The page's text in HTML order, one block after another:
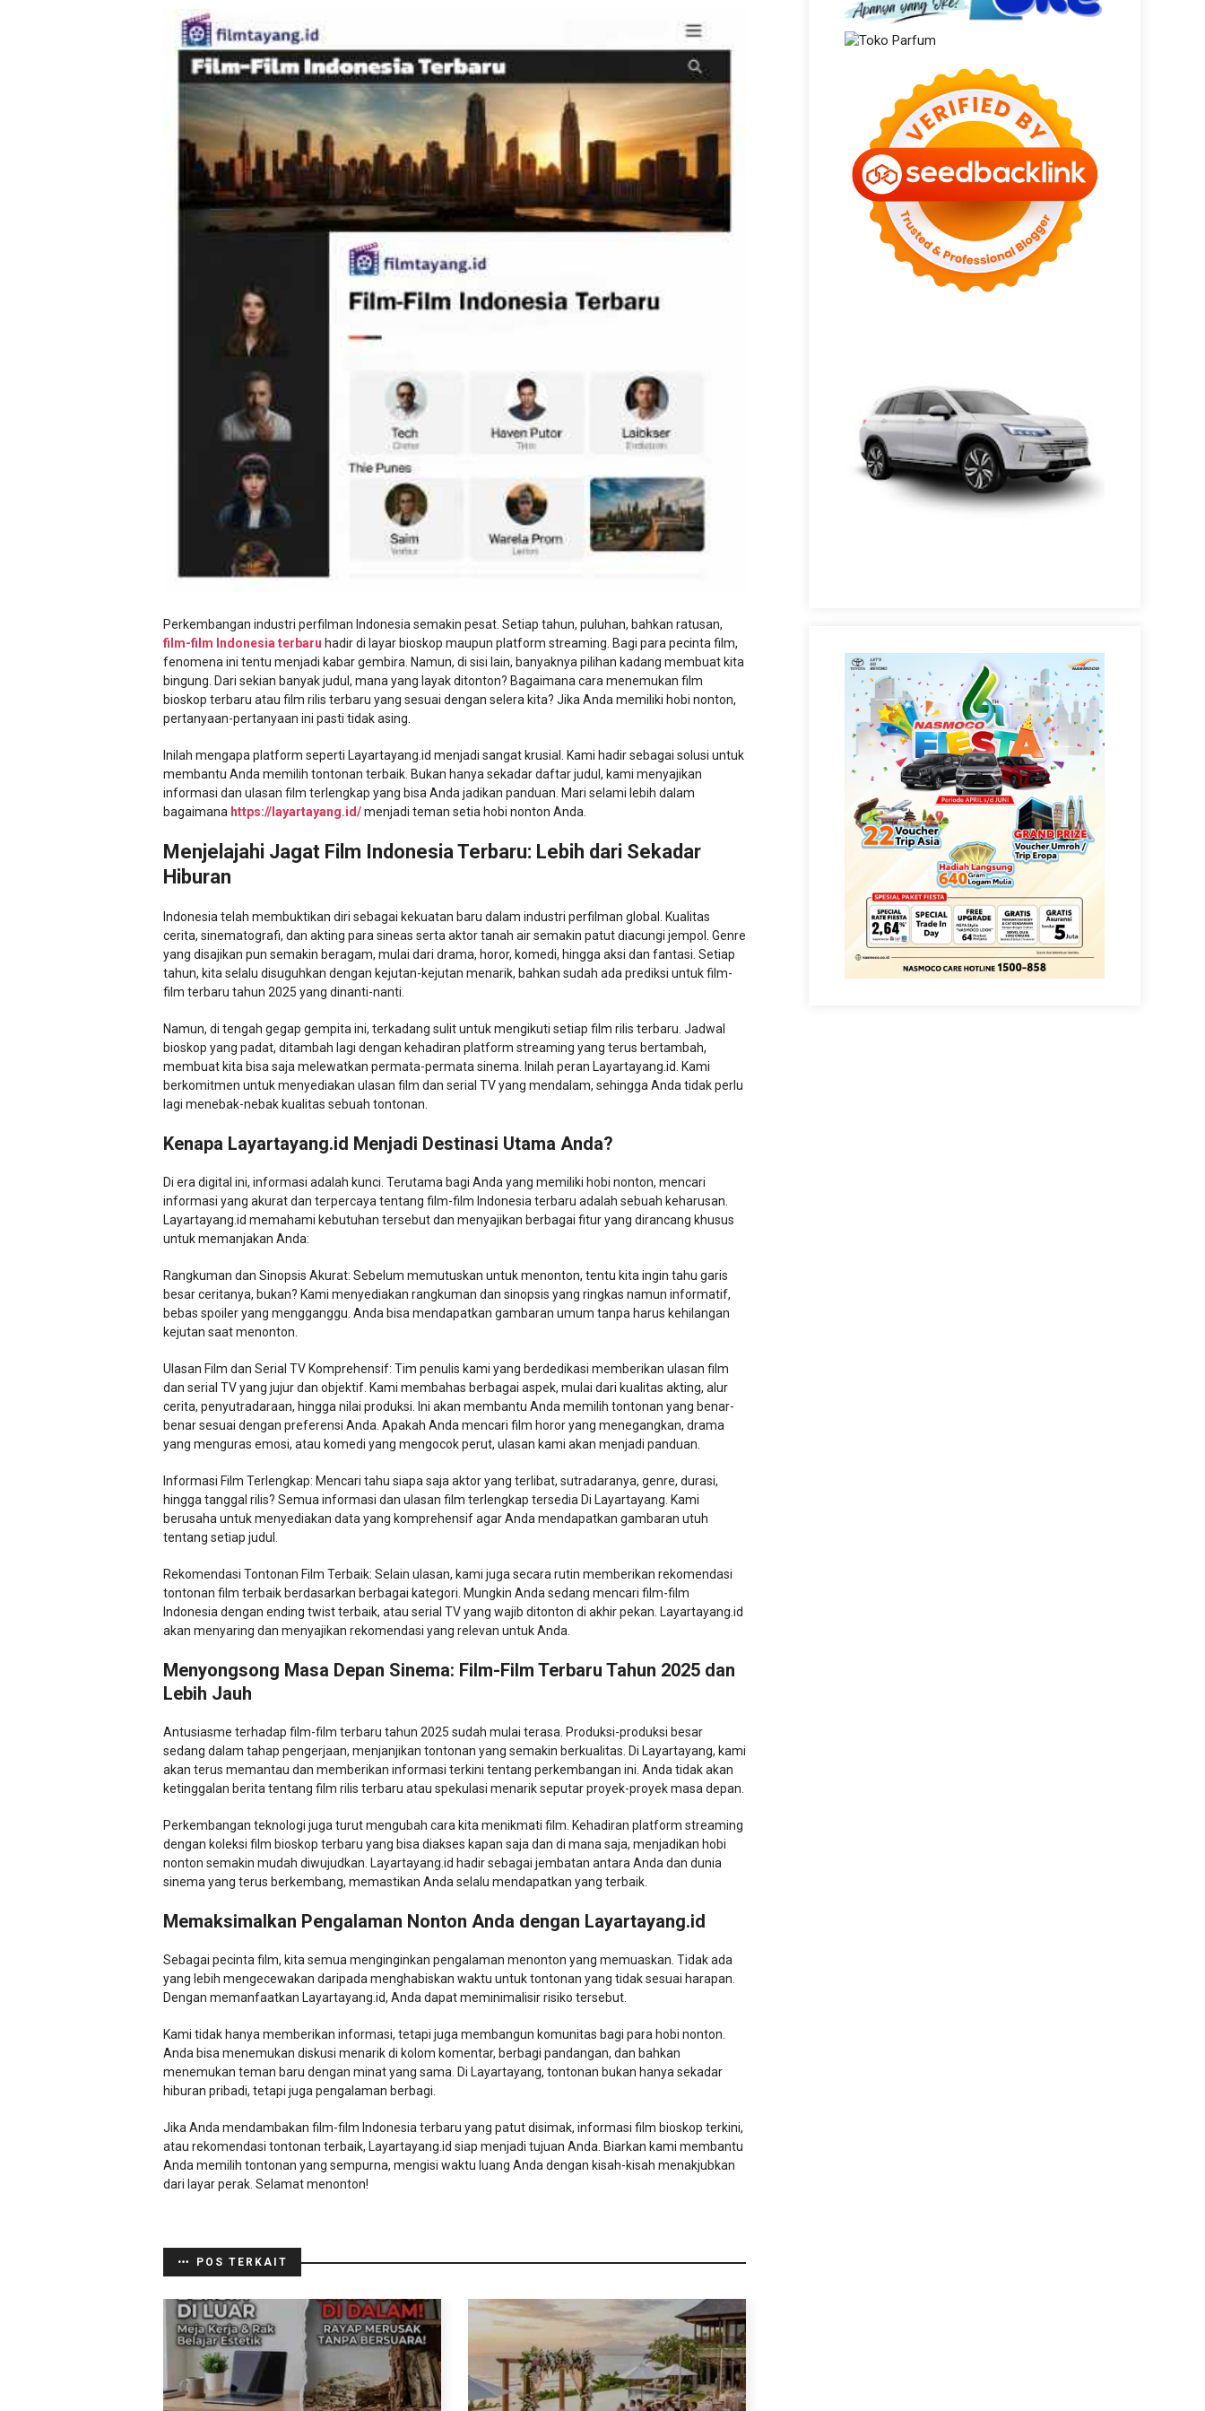
Perkembangan industri perfilman Indonesia semakin pesat. Setiap tahun, puluhan, bahkan ratusan,
film-film Indonesia terbaru hadir di layar bioskop maupun platform streaming. Bagi para pecinta film,
fenomena ini tentu menjadi kabar gembira. Namun, di sisi lain, banyaknya pilihan kadang membuat kita
bingung. Dari sekian banyak judul, mana yang layak ditonton? Bagaimana cara menemukan film
bioskop terbaru atau film rilis terbaru yang sesuai dengan selera kita? Jika Anda memiliki hobi nonton,
pertanyaan-pertanyaan ini pasti tidak asing.
Inilah mengapa platform seperti Layartayang.id menjadi sangat krusial. Kami hadir sebagai solusi untuk
membantu Anda memilih tontonan terbaik. Bukan hanya sekadar daftar judul, kami menyajikan
informasi dan ulasan film terlengkap yang bisa Anda jadikan panduan. Mari selami lebih dalam
bagaimana https://layartayang.id/menjadi teman setia hobi nonton Anda.
Menjelajahi Jagat Film Indonesia Terbaru: Lebih dari Sekadar
Hiburan
Indonesia telah membuktikan diri sebagai kekuatan baru dalam industri perfilman global. Kualitas
cerita, sinematografi, dan akting para sineas serta aktor tanah air semakin patut diacungi jempol. Genre
yang disajikan pun semakin beragam, mulai dari drama, horor, komedi, hingga aksi dan fantasi. Setiap
tahun, kita selalu disuguhkan dengan kejutan-kejutan menarik, bahkan sudah ada prediksi untuk film-
film terbaru tahun 2025 yang dinanti-nanti.
Namun, di tengah gegap gempita ini, terkadang sulit untuk mengikuti setiap film rilis terbaru. Jadwal
bioskop yang padat, ditambah lagi dengan kehadiran platform streaming yang terus bertambah,
membuat kita bisa saja melewatkan permata-permata sinema. Inilah peran Layartayang.id. Kami
berkomitmen untuk menyediakan ulasan film dan serial TV yang mendalam, sehingga Anda tidak perlu
lagi menebak-nebak kualitas sebuah tontonan.
Kenapa Layartayang.id Menjadi Destinasi Utama Anda?
Di era digital ini, informasi adalah kunci. Terutama bagi Anda yang memiliki hobi nonton, mencari
informasi yang akurat dan terpercaya tentang film-film Indonesia terbaru adalah sebuah keharusan.
Layartayang.id memahami kebutuhan tersebut dan menyajikan berbagai fitur yang dirancang khusus
untuk memanjakan Anda:
Rangkuman dan Sinopsis Akurat: Sebelum memutuskan untuk menonton, tentu kita ingin tahu garis
besar ceritanya, bukan? Kami menyediakan rangkuman dan sinopsis yang ringkas namun informatif,
bebas spoiler yang mengganggu. Anda bisa mendapatkan gambaran umum tanpa harus kehilangan
kejutan saat menonton.
Ulasan Film dan Serial TV Komprehensif: Tim penulis kami yang berdedikasi memberikan ulasan film
dan serial TV yang jujur dan objektif. Kami membahas berbagai aspek, mulai dari kualitas akting, alur
cerita, penyutradaraan, hingga nilai produksi. Ini akan membantu Anda memilih tontonan yang benar-
benar sesuai dengan preferensi Anda. Apakah Anda mencari film horor yang menegangkan, drama
yang menguras emosi, atau komedi yang mengocok perut, ulasan kami akan menjadi panduan.
Informasi Film Terlengkap: Mencari tahu siapa saja aktor yang terlibat, sutradaranya, genre, durasi,
hingga tanggal rilis? Semua informasi dan ulasan film terlengkap tersedia Di Layartayang. Kami
berusaha untuk menyediakan data yang komprehensif agar Anda mendapatkan gambaran utuh
tentang setiap judul.
Rekomendasi Tontonan Film Terbaik: Selain ulasan, kami juga secara rutin memberikan rekomendasi
tontonan film terbaik berdasarkan berbagai kategori. Mungkin Anda sedang mencari film-film
Indonesia dengan ending twist terbaik, atau serial TV yang wajib ditonton di akhir pekan. Layartayang.id
akan menyaring dan menyajikan rekomendasi yang relevan untuk Anda.
Menyongsong Masa Depan Sinema: Film-Film Terbaru Tahun 2025 dan
Lebih Jauh
Antusiasme terhadap film-film terbaru tahun 2025 sudah mulai terasa. Produksi-produksi besar
sedang dalam tahap pengerjaan, menjanjikan tontonan yang semakin berkualitas. Di Layartayang, kami
akan terus memantau dan memberikan informasi terkini tentang perkembangan ini. Anda tidak akan
ketinggalan berita tentang film rilis terbaru atau spekulasi menarik seputar proyek-proyek masa depan.
Perkembangan teknologi juga turut mengubah cara kita menikmati film. Kehadiran platform streaming
dengan koleksi film bioskop terbaru yang bisa diakses kapan saja dan di mana saja, menjadikan hobi
nonton semakin mudah diwujudkan. Layartayang.id hadir sebagai jembatan antara Anda dan dunia
sinema yang terus berkembang, memastikan Anda selalu mendapatkan yang terbaik.
Memaksimalkan Pengalaman Nonton Anda dengan Layartayang.id
Sebagai pecinta film, kita semua menginginkan pengalaman menonton yang memuaskan. Tidak ada
yang lebih mengecewakan daripada menghabiskan waktu untuk tontonan yang tidak sesuai harapan.
Dengan memanfaatkan Layartayang.id, Anda dapat meminimalisir risiko tersebut.
Kami tidak hanya memberikan informasi, tetapi juga membangun komunitas bagi para hobi nonton.
Anda bisa menemukan diskusi menarik di kolom komentar, berbagi pandangan, dan bahkan
menemukan teman baru dengan minat yang sama. Di Layartayang, tontonan bukan hanya sekadar
hiburan pribadi, tetapi juga pengalaman berbagi.
Jika Anda mendambakan film-film Indonesia terbaru yang patut disimak, informasi film bioskop terkini,
atau rekomendasi tontonan terbaik, Layartayang.id siap menjadi tujuan Anda. Biarkan kami membantu
Anda memilih tontonan yang sempurna, mengisi waktu luang Anda dengan kisah-kisah menakjubkan
dari layar perak. Selamat menonton!
POS TERKAIT